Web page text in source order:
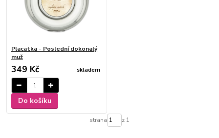
Placatka - Poslední dokonalý
muž
349 Kč skladem
Do košíku
strana z 1